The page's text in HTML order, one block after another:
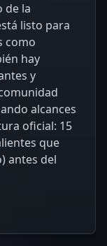
de la
listo para
como
hay
y
alcances
oficial: 15
que
antes del